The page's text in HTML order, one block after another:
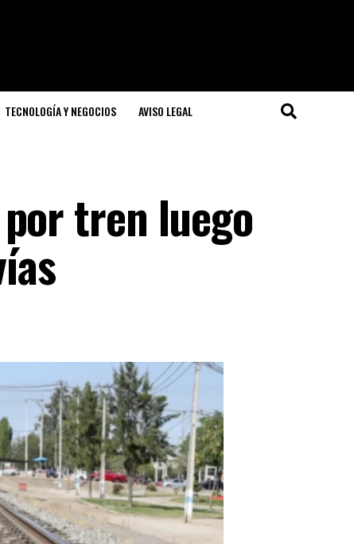
TECNOLOGÍA Y NEGOCIOS AVISO LEGAL
tren luego